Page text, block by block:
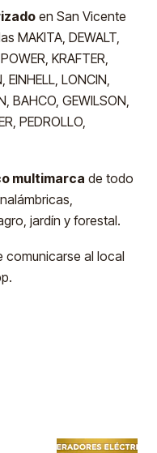
en San Vicente
MAKITA, DEWALT,
KRAFTER,
EINHELL, LONCIN,
BAHCO, GEWILSON,
PEDROLLO,
multimarca de todo
jardín y forestal.
comunicarse al local